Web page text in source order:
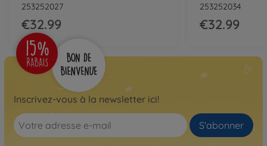
253252027
€32.99
253252034
€32.99
Inscrivez-vous à la newsletter ici!
S'abonner